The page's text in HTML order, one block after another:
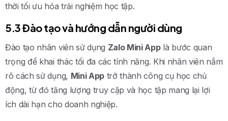
thời tối ưu hóa trải nghiệm học tập.
5.3 Đào tạo và hướng dẫn người dùng
Đào tạo nhân viên sử dụng Zalo Mini Applà bước quan
trọng để khai thác tối đa các tính năng. Khi nhân viên nắm
rõ cách sử dụng, Mini App trở thành công cụ học chủ
động, từ đó tăng lượng truy cập và học tập mang lại lợi
ích dài hạn cho doanh nghiệp.